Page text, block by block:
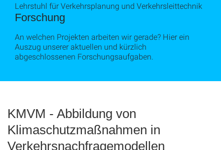
Forschung
Lehrstuhl für Verkehrsplanung und Verkehrsleittechnik
An welchen Projekten arbeiten wir gerade? Hier ein
Auszug unserer aktuellen und kürzlich
abgeschlossenen Forschungsaufgaben.
KMVM - Abbildung von
Klimaschutzmaßnahmen in
Verkehrsnachfragemodellen